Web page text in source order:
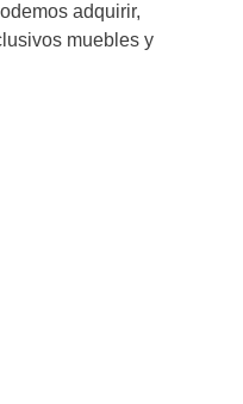
adquirir,
muebles y